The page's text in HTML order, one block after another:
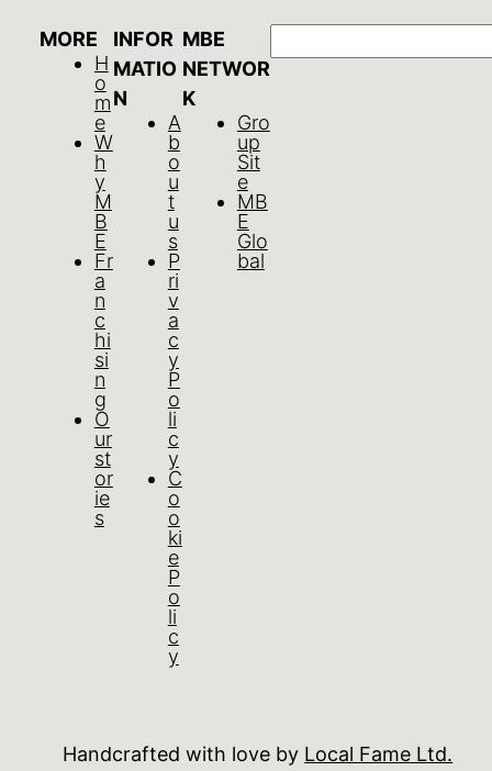
MORE
H
o
m
e
W
h
y
M
B
E
Fr
a
n
c
hi
si
n
g
O
ur
st
or
ie
s
INFOR
MATIO
N
A
b
o
u
t
u
s
P
ri
v
a
c
y
P
o
li
c
y
C
o
o
ki
e
P
o
li
c
y
MBE
NETWOR
K
Gro
up
Sit
e
MB
E
Glo
bal
Handcrafted with love by Local Fame Ltd.